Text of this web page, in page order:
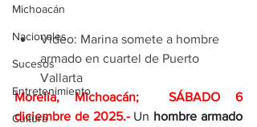
Michoacán
Nacionales
Sucesos
Entretenimiento
Cultura
Video: Marina somete a hombre
armado en cuartel de Puerto
Vallarta
Morelia, Michoacán;  SÁBADO 6
diciembre de 2025.- Un hombre armado